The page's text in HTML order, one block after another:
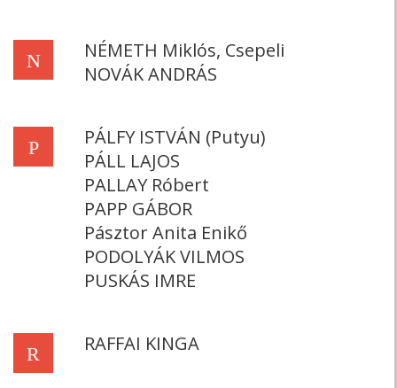
N
NÉMETH Miklós, Csepeli
NOVÁK ANDRÁS
P
PÁLFY ISTVÁN (Putyu)
PÁLL LAJOS
PALLAY Róbert
PAPP GÁBOR
Pásztor Anita Enikő
PODOLYÁK VILMOS
PUSKÁS IMRE
R RAFFAI KINGA